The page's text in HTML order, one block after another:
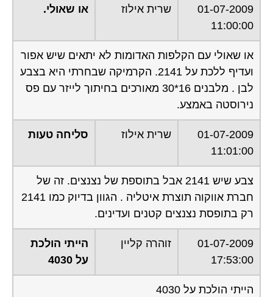
01-07-2009
11:00:00
שרית אילוז או שאולי.
או שאולי עם הקלפות האדומות לא יתאים שיש אפור
ועדיף ללכת על 2141. הקרמיקה שבחרתי היא בצבע
לבן . מלבנים 16*30 מאורכים בחיתוך לייזר עם פס
נירוסטה באמצע.
01-07-2009
11:01:00
שרית אילוז סליחה טעות
צבע שיש 2141 אבל בתוספת של נצנצים. זה של
חברת אווקוה תוצרת איטליה . הגוון בדיוק כמו 2141
רק בתופסת נצנצים קטנים ועדינים.
01-07-2009
17:53:00
זוהרה קליין
הייתי הולכת
על 4030
הייתי הולכת על 4030